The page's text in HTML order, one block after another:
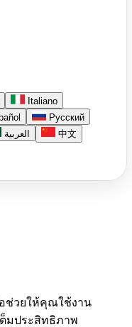
Italiano
Русский
العربية
中文
ช่วยให้คุณใช้งาน
เต็มประสิทธิภาพ